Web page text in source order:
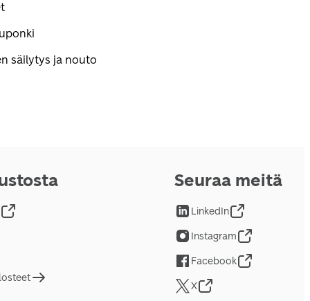
säilytys ja nouto
Seuraa meitä
LinkedIn
Instagram
Facebook
X